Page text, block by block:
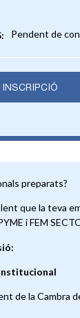
preparats?
que la teva
i FEM
de la Cambra
Pendent de
INSCRIPCIÓ